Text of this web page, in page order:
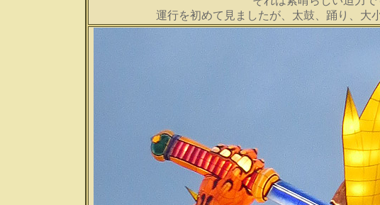
運行を初めて見ましたが、太鼓、踊り、大